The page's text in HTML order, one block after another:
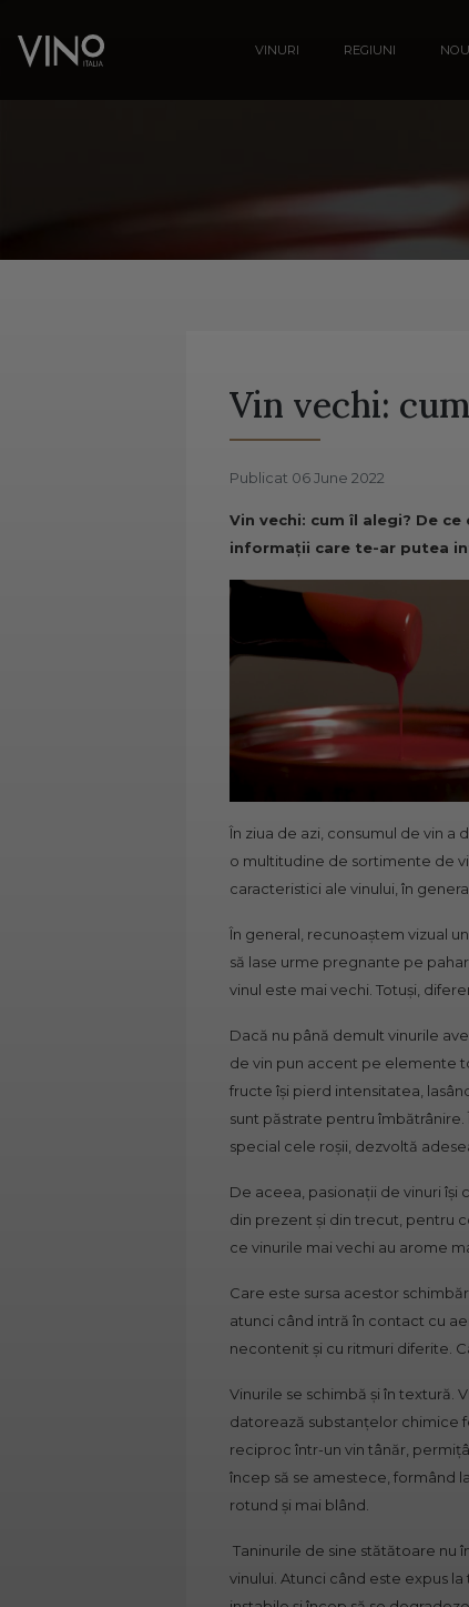
VINURI REGIUNI
Vin vechi:
Publicat 06 June 2022
Vin vechi: cum îl alegi? De
informații care te-ar putea
În ziua de azi, consumul de vin a
o multitudine de sortimente de
caracteristici ale vinului, în
În general, recunoaștem vizual
să lase urme pregnante pe
vinul este mai vechi. Totuși,
Dacă nu până demult vinurile
de vin pun accent pe elemente
fructe își pierd intensitatea,
sunt păstrate pentru
special cele roșii, dezvoltă
De aceea, pasionații de vinuri își
din prezent și din trecut, pentru
ce vinurile mai vechi au arome
Care este sursa acestor
atunci când intră în contact cu
necontenit și cu ritmuri diferite.
Vinurile se schimbă și în textură.
datorează substanțelor chimice
reciproc într-un vin tânăr,
încep să se amestece, formând
rotund și mai blând.
Taninurile de sine stătătoare nu
vinului. Atunci când este expus